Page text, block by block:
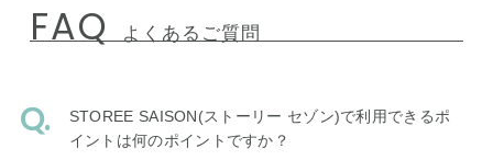
FAQ よくあるご質問
STOREE SAISON(ストーリー セゾン)で利用できるポ
イントは何のポイントですか？